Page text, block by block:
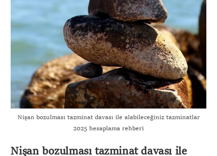
Nişan bozulması tazminat davası ile alabileceğiniz tazminatlar
2025 hesaplama rehberi
Nişan bozulması tazminat davası ile